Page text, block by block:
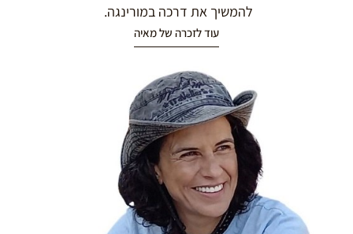
להמשיך את דרכה במורינגה.
עוד לזכרה של מאיה